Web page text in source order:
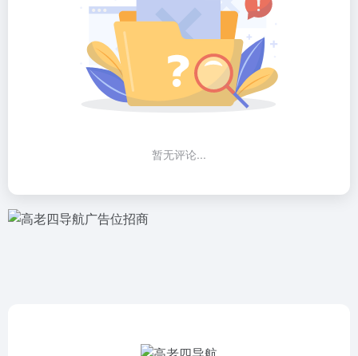
暂无评论...